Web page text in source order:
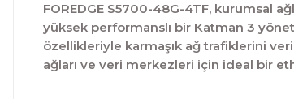
FOREDGE S5700-48G-4TF, kurumsal
yüksek performanslı bir Katman 3
özellikleriyle karmaşık ağ trafiklerini
ağları ve veri merkezleri için ideal bir